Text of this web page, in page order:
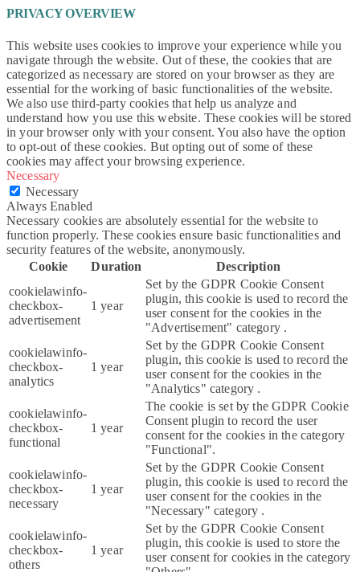
PRIVACY OVERVIEW
This website uses cookies to improve your experience while you
navigate through the website. Out of these, the cookies that are
categorized as necessary are stored on your browser as they are
essential for the working of basic functionalities of the website.
We also use third-party cookies that help us analyze and
understand how you use this website. These cookies will be stored
in your browser only with your consent. You also have the option
to opt-out of these cookies. But opting out of some of these
cookies may affect your browsing experience.
Necessary
Necessary
Always Enabled
Necessary cookies are absolutely essential for the website to
function properly. These cookies ensure basic functionalities and
security features of the website, anonymously.
Cookie
Duration
Description
cookielawinfo-
checkbox-
advertisement
1 year
Set by the GDPR Cookie Consent
plugin, this cookie is used to record the
user consent for the cookies in the
"Advertisement" category .
cookielawinfo-
checkbox-
analytics
1 year
Set by the GDPR Cookie Consent
plugin, this cookie is used to record the
user consent for the cookies in the
"Analytics" category .
cookielawinfo-
checkbox-
functional
1 year
The cookie is set by the GDPR Cookie
Consent plugin to record the user
consent for the cookies in the category
"Functional".
cookielawinfo-
checkbox-
necessary
1 year
Set by the GDPR Cookie Consent
plugin, this cookie is used to record the
user consent for the cookies in the
"Necessary" category .
cookielawinfo-
checkbox-
others
1 year
Set by the GDPR Cookie Consent
plugin, this cookie is used to store the
user consent for cookies in the category